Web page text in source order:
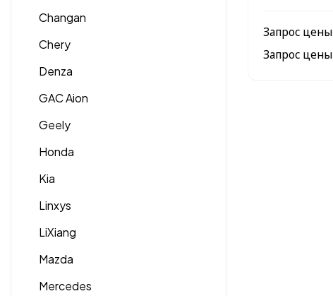
Changan
Chery
Denza
GAC Aion
Geely
Honda
Kia
Linxys
LiXiang
Mazda
Mercedes
Запрос цены
Запрос цены